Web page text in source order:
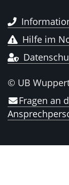
Hilfe im
© UB
Fragen an